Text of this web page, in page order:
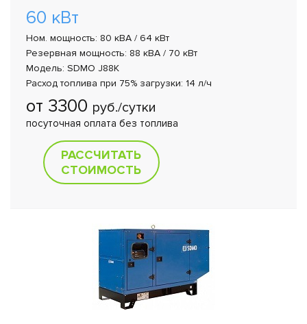
60 кВт
Ном. мощность: 80 кВА / 64 кВт
Резервная мощность: 88 кВА / 70 кВт
Модель: SDMO J88K
Расход топлива при 75% загрузки: 14 л/ч
от 3300 руб./сутки
посуточная оплата без топлива
РАССЧИТАТЬ
СТОИМОСТЬ